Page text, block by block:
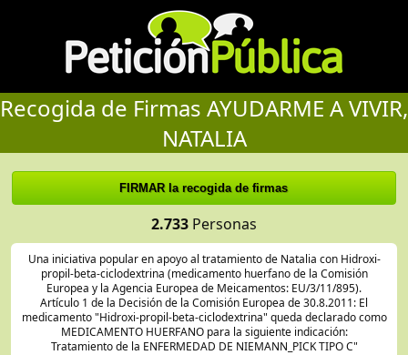
Recogida de Firmas AYUDARME A VIVIR,
NATALIA
2.733 Personas
Una iniciativa popular en apoyo al tratamiento de Natalia con Hidroxi-
propil-beta-ciclodextrina (medicamento huerfano de la Comisión
Europea y la Agencia Europea de Meicamentos: EU/3/11/895).
Artículo 1 de la Decisión de la Comisión Europea de 30.8.2011: El
medicamento "Hidroxi-propil-beta-ciclodextrina" queda declarado como
MEDICAMENTO HUERFANO para la siguiente indicación:
Tratamiento de la ENFERMEDAD DE NIEMANN_PICK TIPO C"